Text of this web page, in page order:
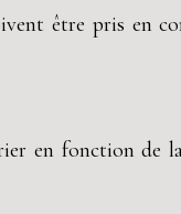
être pris en
en fonction de